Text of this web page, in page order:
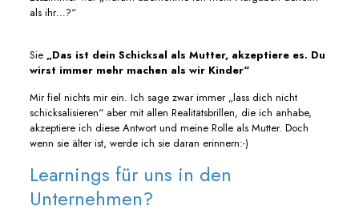
als ihr…?“
Sie „Das ist dein Schicksal als Mutter, akzeptiere es. Du
wirst immer mehr machen als wir Kinder“
Mir fiel nichts mir ein. Ich sage zwar immer „lass dich nicht
schicksalisieren“ aber mit allen Realitätsbrillen, die ich anhabe,
akzeptiere ich diese Antwort und meine Rolle als Mutter. Doch
wenn sie älter ist, werde ich sie daran erinnern:-)
Learnings für uns in den
Unternehmen?